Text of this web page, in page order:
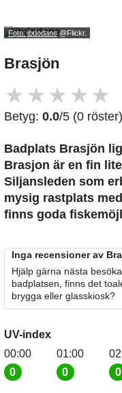
Foto: jbdodane@Flickr.
Brasjön
★ ★ ★ ★ ★
Betyg: 0.0/5 (0 röster)
Badplats Brasjön
Brasjon är en fin
Siljansleden som
mysig rastplats
finns goda
Inga recensioner av
Hjälp gärna nästa
badplatsen, finns det
brygga eller glasskiosk?
UV-index
00:00
0
01:00
0
0